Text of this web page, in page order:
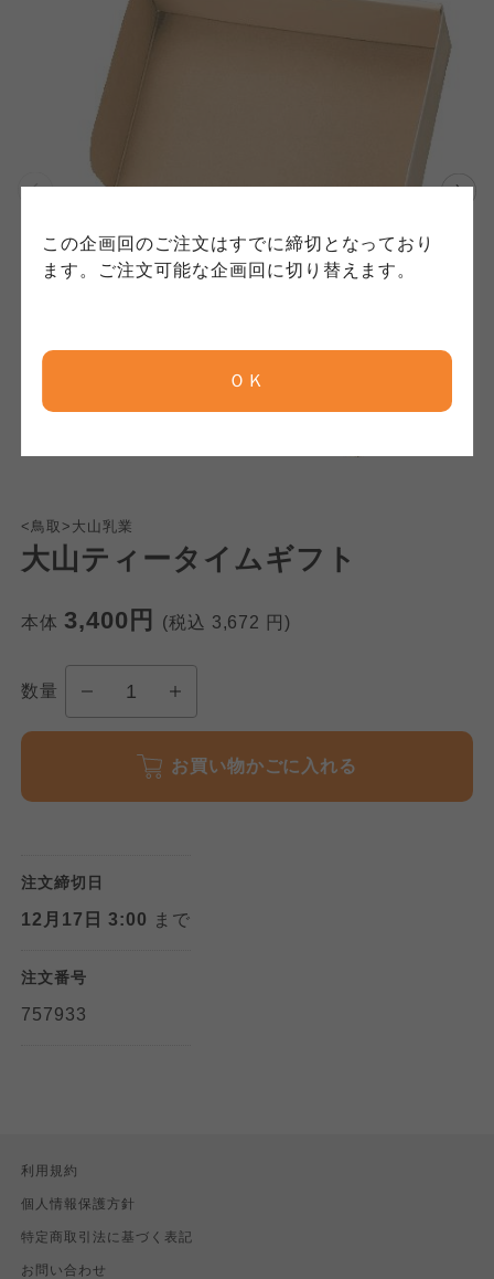
この企画回のご注文はすでに締切となっており
ます。ご注文可能な企画回に切り替えます。
ＯＫ
<鳥取>大山乳業
大山ティータイムギフト
本体 3,400円 (税込 3,672 円)
数量
お買い物かごに入れる
注文締切日
12月17日 3:00 まで
注文番号
757933
利用規約
個人情報保護方針
特定商取引法に基づく表記
お問い合わせ
このサイトは7つの生協から業務委託を受けて、
コープきんき事業連合が運営しています。ご自
身が加入されている生協が定める利用約款をご
確認のうえ、ご利用ください。なお、クチコミ
投稿については、利用約款の細則として規定さ
コープしが
ならコープ
よどがわ市民生協
大阪いずみ市民生協
かりしている個人情報については、コープ事業
連合、ならびに各生協の「個人情報保護方針」
にもどづいて、コープ事業連合が適切に管理を
おこなっています。
コープ事業連合、ならびに各生協の「個人情報
保護方針」については各生協のボタンをクリッ
クしてご確認ください。
コープしが
ならコープ
よどがわ市民生協
わかやま市民生協
このサイトは7つの生協から業務委託を受けて、
コープきんき事業連合が運営しています。販売
責任者は、それぞれご利用の生協となります。
各生協の「特定商取引法に基づく表記につい
て」については各生協のボタンをクリックして
コープしが
ならコープ
よどがわ市民生協
大阪いずみ市民生協